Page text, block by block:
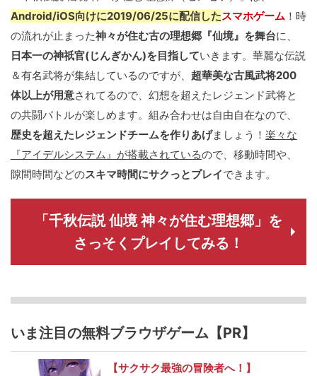
Android/iOS向けに2019/06/25に配信したスマホゲーム ！時
の流れが止まった神々が住む古の理想郷『仙境』を舞台に、
日本一の神祇官(じんぎかん)を目指していきます。華麗な伝説
＆有名武将が集結しているのですが、 超華美な古風武将200
体以上が用意されてるので、幻想を超えたレジェンド武将と
の共闘バトルが楽しめます。組み合わせは自由自在なので、
歴史を超えたレジェンドチームを作りあげましょう！ 楽々な
『アイデルシステム』が搭載されているので、移動時間や、
隙間時間などのスキマ時間にサクっとプレイできます。
「千秋伝説 仙境 神々が住む理想郷」を
さっそくプレイしてみる！
いま注目の無料ブラウザゲーム【PR】
【サクサク最強の冒険者へ！】